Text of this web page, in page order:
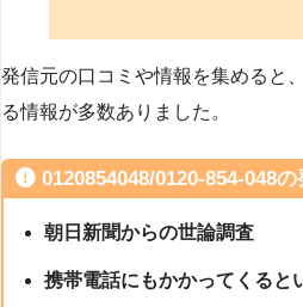
発信元の口コミや情報を集めると
る情報が多数ありました。
0120854048/0120-854-048
朝日新聞からの世論調査
携帯電話にもかかってくると